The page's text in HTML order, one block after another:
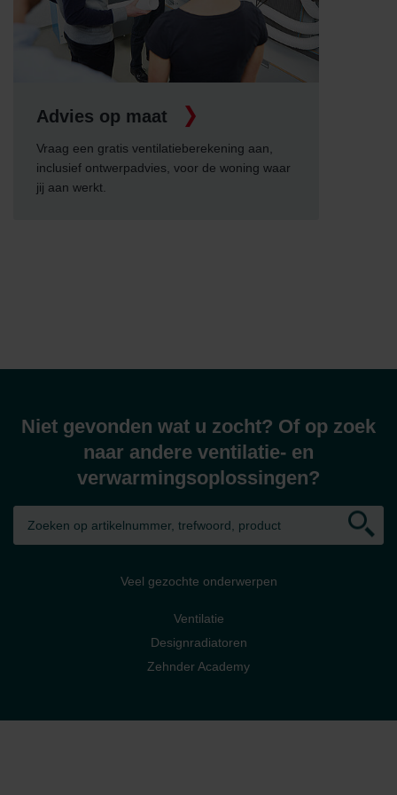
Zehnder Polska Sp. z o.o.: Oświadczenie o ochronie
danych Zehnder
Zehnder Group UK Limited: Privacy Policy
Advies op maat
Vraag een gratis ventilatieberekening aan,
inclusief ontwerpadvies, voor de woning waar
jij aan werkt.
Niet gevonden wat u zocht? Of op zoek
naar andere ventilatie- en
verwarmingsoplossingen?
Veel gezochte onderwerpen
Ventilatie
Designradiatoren
Zehnder Academy